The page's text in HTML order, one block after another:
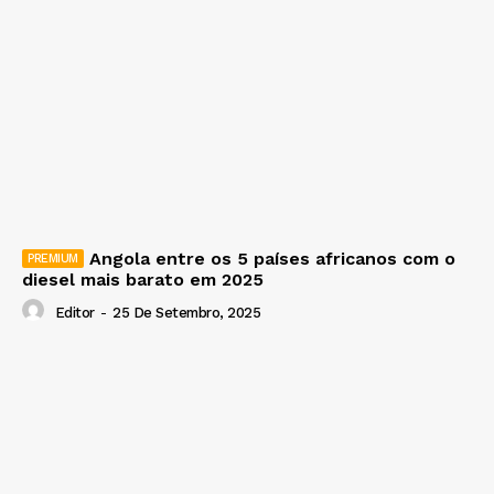
Angola entre os 5 países africanos com o
diesel mais barato em 2025
Editor - 25 De Setembro, 2025